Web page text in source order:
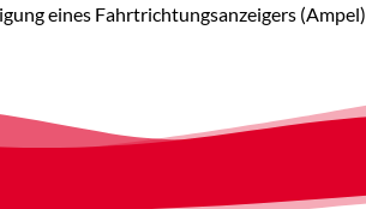
eines Fahrtrichtungsanzeigers (Ampel).